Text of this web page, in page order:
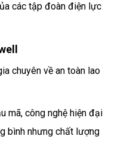
các tập đoàn điện lực
chuyên về an toàn lao
mã, công nghệ hiện đại
bình nhưng chất lượng